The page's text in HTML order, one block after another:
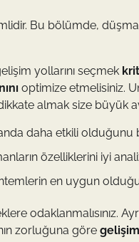
Bu bölümde,
yollarını seçmek
optimize etmelisiniz.
almak size büyük
daha etkili olduğunu
özelliklerini iyi
en uygun
odaklanmalısınız.
zorluğuna göre